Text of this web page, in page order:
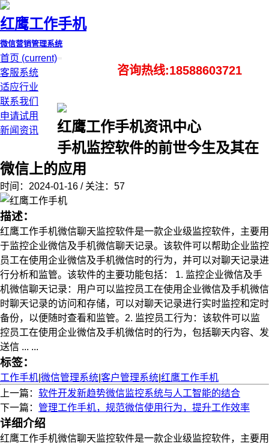
红鹰工作手机
微信营销管理系统
首页 (current)
客服系统
适应行业
联系我们
申请试用
新闻资讯
咨询热线:18588603721
红鹰工作手机资讯中心
手机监控软件的前世今生及其在
微信上的应用
时间：2024-01-16 / 关注：57
描述：
红鹰工作手机微信聊天监控软件是一款企业级监控软件，主要用
于监控企业微信及手机微信聊天记录。该软件可以帮助企业监控
员工在使用企业微信及手机微信时的行为，并可以对聊天记录进
行分析和监管。该软件的主要功能包括： 1. 监控企业微信及手
机微信聊天记录：用户可以监控员工在使用企业微信及手机微信
时聊天记录的访问和存储，可以对聊天记录进行实时监控和定时
备份，以便随时查看和监管。2. 监控员工行为：该软件可以监
控员工在使用企业微信及手机微信时的行为，包括聊天内容、发
送信 ... ...
标签：
工作手机 微信管理系统 客户管理系统 红鹰工作手机
上一篇： 软件开发新趋势微信监控系统与人工智能的结合
下一篇： 管理工作手机，规范微信使用行为，提升工作效率
详细介绍
红鹰工作手机微信聊天监控软件是一款企业级监控软件，主要用